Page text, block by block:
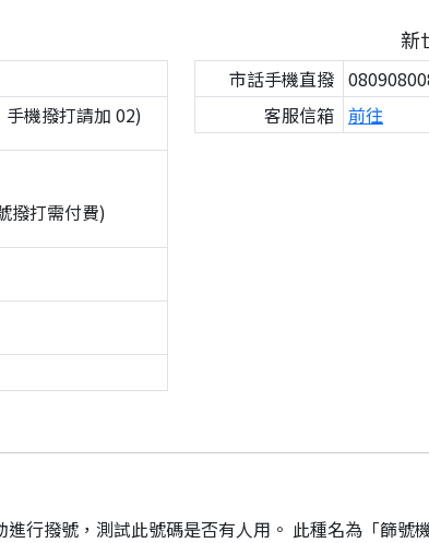
機撥打請加 02)
撥打需付費)
新
市話手機直撥
客服信箱 前往
行撥號，測試此號碼是否有人用。 此種名為「篩號